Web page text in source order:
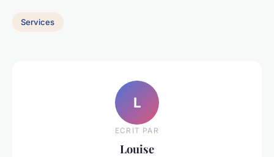
Services
L
ECRIT PAR
Louise